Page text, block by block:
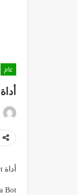
عام
أداة Excel Formula Bot لكتابة صيغ إكسل بسهولة
أداة Excel Formula Bot لكتابة صيغ إكسل بسهولة